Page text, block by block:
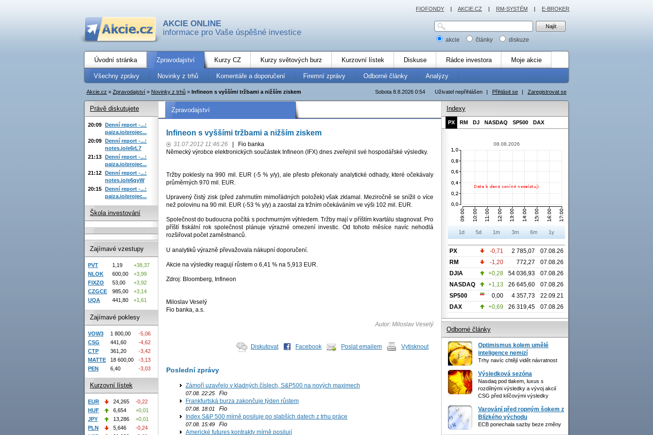
AKCIE ONLINE
informace pro Vaše úspěšné investice
akcie články diskuze
Úvodní stránka Zpravodajství Kurzy CZ Kurzy světových burz Kurzovní lístek Diskuse Rádce investora Moje akcie
Všechny zprávy Novinky z trhů Komentáře a doporučení Firemní zprávy Odborné články Analýzy
Uživatel nepřihlášen | Přihlásit se | Zaregistrovat se
Sobota 8.8.2026 0:54
Akcie.cz » Zpravodajství » Novinky z trhů » Infineon s vyššími tržbami a nižším ziskem
Zpravodajství
Infineon s vyššími tržbami a nižším ziskem
31.07.2012 11:46:26
Fio banka
Německý výrobce elektronických součástek Infineon (IFX) dnes zveřejnil své hospodářské výsledky.
Tržby poklesly na 990 mil. EUR (-5 % y/y), ale přesto překonaly analytické odhady, které očekávaly
průměrných 970 mil. EUR.
Upravený čistý zisk (před zahrnutím mimořádných položek) však zklamal. Meziročně se snížil o více
než polovinu na 90 mil. EUR (-53 % y/y) a zaostal za tržním očekáváním ve výši 102 mil. EUR.
Společnost do budoucna počítá s pochmurným výhledem. Tržby mají v příštím kvartálu stagnovat. Pro
příští fiskální rok společnost plánuje výrazné omezení investic. Od tohoto měsíce navíc nehodlá
rozšiřovat počet zaměstnanců.
U analytiků výrazně převažovala nákupní doporučení.
Akcie na výsledky reagují růstem o 6,41 % na 5,913 EUR.
Zdroj: Bloomberg, Infineon
Miloslav Veselý
Fio banka, a.s.
Autor: Miloslav Veselý
Diskutovat Facebook Poslat emailem Vytisknout
Poslední zprávy
Zámoří uzavřelo v kladných číslech, S&P500 na nových maximech
07.08. 22:25 Fio
Frankfurtská burza zakončuje týden růstem
07.08. 18:01
Fio
Index S&P 500 mírně posiluje po slabších datech z trhu práce
07.08. 15:49 Fio
Americké futures kontrakty mírně posilují
Právě diskutujete
20:09 Denní report -...:
paiza.io/projec...
20:09 Denní report -...:
notes.io/e6rL7
21:13 Denní report -...:
paiza.io/projec...
21:12 Denní report -...:
notes.io/e6qyW
20:15 Denní report -...:
paiza.io/projec...
Škola investování
Zajímavé vzestupy
PVT 1,19
+38,37
NLOK
600,00
+3,99
FIXZO
53,00
+3,92
CZGCE
985,00
+3,14
UQA
441,80 +1,61
Zajímavé poklesy
VOW3 1 800,00
-5,06
CSG
441,60
-4,62
CTP
361,20
-3,42
MATTE
18 600,00
-3,13
PEN
6,40 -3,03
Kurzovní lístek
EUR 24,265
-0,22
HUF
6,654
+0,01
JPY
13,286
+0,01
PLN
5,646
-0,24
Indexy
PX RM DJ NASDAQ SP500 DAX
08.08.2026
1d 5d 1m 3m 6m 1y
PX -0,71 2 785,07
07.08.26
RM
-1,20 772,27
07.08.26
DJIA
+0,28 54 036,93
07.08.26
NASDAQ
+1,13 26 645,60
07.08.26
SP500
0,00 4 357,73
22.09.21
DAX
+0,69 26 319,45 07.08.26
Odborné články
Optimismus kolem umělé
inteligence nemizí
Trhy navíc chtějí vidět návratnost
Výsledková sezóna
Nasdaq pod tlakem, luxus s
rozdílnými výsledky a vývoj akcií
CSG před klíčovými výsledky
Varování před ropným šokem z
Blízkého východu
ECB ponechala sazby beze změny
FIOFONDY | AKCIE.CZ | RM-SYSTÉM | E-BROKER